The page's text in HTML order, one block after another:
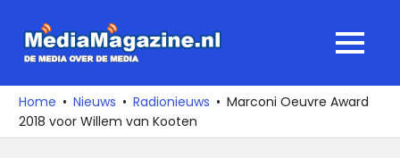
naar
media
over
de
MENU
Home Nieuws Radionieuws
Marconi Oeuvre Award
2018 voor Willem van Kooten